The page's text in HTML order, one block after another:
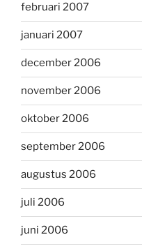
februari 2007
januari 2007
december 2006
november 2006
oktober 2006
september 2006
augustus 2006
juli 2006
juni 2006